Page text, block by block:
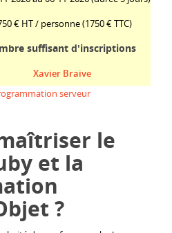
€ HT / personne(1750 € TTC)
suffisant d'inscriptions
Xavier Braive
serveur
le
et la
?